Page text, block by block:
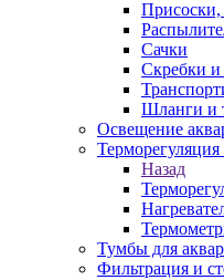
Сачки
Скребки
Шланги и
Освещение
Назад
Тумбы для
Фильтрация и